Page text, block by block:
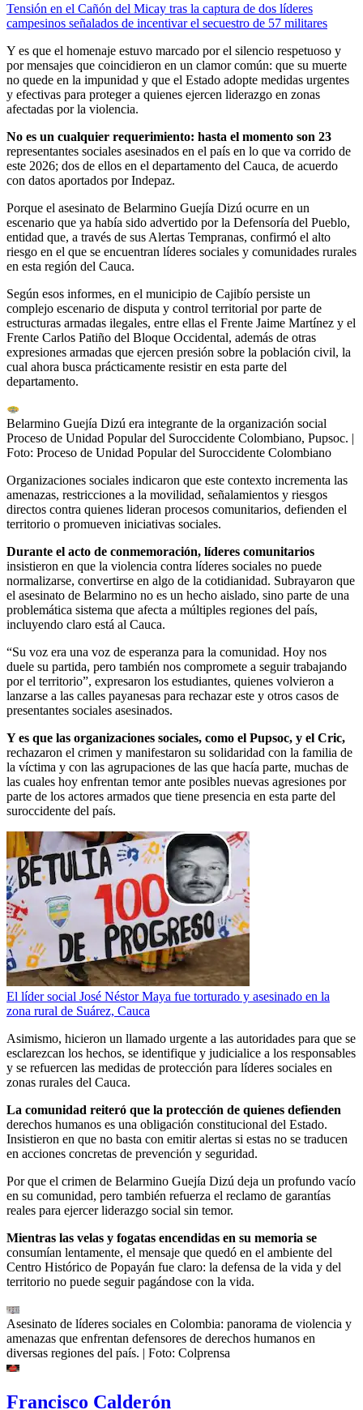
Tensión en el Cañón del Micay tras la captura de dos líderes
campesinos señalados de incentivar el secuestro de 57 militares
Y es que el homenaje estuvo marcado por el silencio respetuoso y
por mensajes que coincidieron en un clamor común: que su muerte
no quede en la impunidad y que el Estado adopte medidas urgentes
y efectivas para proteger a quienes ejercen liderazgo en zonas
afectadas por la violencia.
No es un cualquier requerimiento: hasta el momento son 23
representantes sociales asesinados en el país en lo que va corrido de
este 2026; dos de ellos en el departamento del Cauca, de acuerdo
con datos aportados por Indepaz.
Porque el asesinato de Belarmino Guejía Dizú ocurre en un
escenario que ya había sido advertido por la Defensoría del Pueblo,
entidad que, a través de sus Alertas Tempranas, confirmó el alto
riesgo en el que se encuentran líderes sociales y comunidades rurales
en esta región del Cauca.
Según esos informes, en el municipio de Cajibío persiste un
complejo escenario de disputa y control territorial por parte de
estructuras armadas ilegales, entre ellas el Frente Jaime Martínez y el
Frente Carlos Patiño del Bloque Occidental, además de otras
expresiones armadas que ejercen presión sobre la población civil, la
cual ahora busca prácticamente resistir en esta parte del
departamento.
Belarmino Guejía Dizú era integrante de la organización social
Proceso de Unidad Popular del Suroccidente Colombiano, Pupsoc. |
Foto: Proceso de Unidad Popular del Suroccidente Colombiano
Organizaciones sociales indicaron que este contexto incrementa las
amenazas, restricciones a la movilidad, señalamientos y riesgos
directos contra quienes lideran procesos comunitarios, defienden el
territorio o promueven iniciativas sociales.
Durante el acto de conmemoración, líderes comunitarios
insistieron en que la violencia contra líderes sociales no puede
normalizarse, convertirse en algo de la cotidianidad. Subrayaron que
el asesinato de Belarmino no es un hecho aislado, sino parte de una
problemática sistema que afecta a múltiples regiones del país,
incluyendo claro está al Cauca.
“Su voz era una voz de esperanza para la comunidad. Hoy nos
duele su partida, pero también nos compromete a seguir trabajando
por el territorio”, expresaron los estudiantes, quienes volvieron a
lanzarse a las calles payanesas para rechazar este y otros casos de
presentantes sociales asesinados.
Y es que las organizaciones sociales, como el Pupsoc, y el Cric,
rechazaron el crimen y manifestaron su solidaridad con la familia de
la víctima y con las agrupaciones de las que hacía parte, muchas de
las cuales hoy enfrentan temor ante posibles nuevas agresiones por
parte de los actores armados que tiene presencia en esta parte del
suroccidente del país.
El líder social José Néstor Maya fue torturado y asesinado en la
zona rural de Suárez, Cauca
Asimismo, hicieron un llamado urgente a las autoridades para que se
esclarezcan los hechos, se identifique y judicialice a los responsables
y se refuercen las medidas de protección para líderes sociales en
zonas rurales del Cauca.
La comunidad reiteró que la protección de quienes defienden
derechos humanos es una obligación constitucional del Estado.
Insistieron en que no basta con emitir alertas si estas no se traducen
en acciones concretas de prevención y seguridad.
Por que el crimen de Belarmino Guejía Dizú deja un profundo vacío
en su comunidad, pero también refuerza el reclamo de garantías
reales para ejercer liderazgo social sin temor.
Mientras las velas y fogatas encendidas en su memoria se
consumían lentamente, el mensaje que quedó en el ambiente del
Centro Histórico de Popayán fue claro: la defensa de la vida y del
territorio no puede seguir pagándose con la vida.
Asesinato de líderes sociales en Colombia: panorama de violencia y
amenazas que enfrentan defensores de derechos humanos en
diversas regiones del país. | Foto: Colprensa
Francisco Calderón